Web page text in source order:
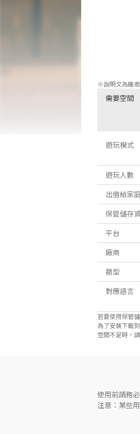
※說明文為廠商
需要空間
遊玩模式
遊玩人數
出借給家
保管儲存
平台
廠商
類型
對應語言
若要使用保管
為了安裝下載
空間不足時，
使用前請務
注意：某些